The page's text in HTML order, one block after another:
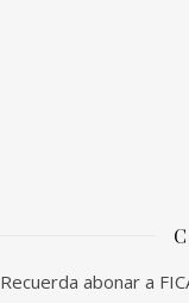
Recuerda abonar a